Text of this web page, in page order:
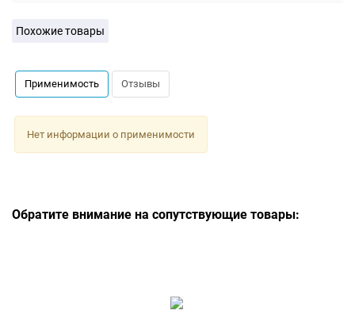
Похожие товары
Применимость Отзывы
Нет информации о применимости
Обратите внимание на сопутствующие товары: